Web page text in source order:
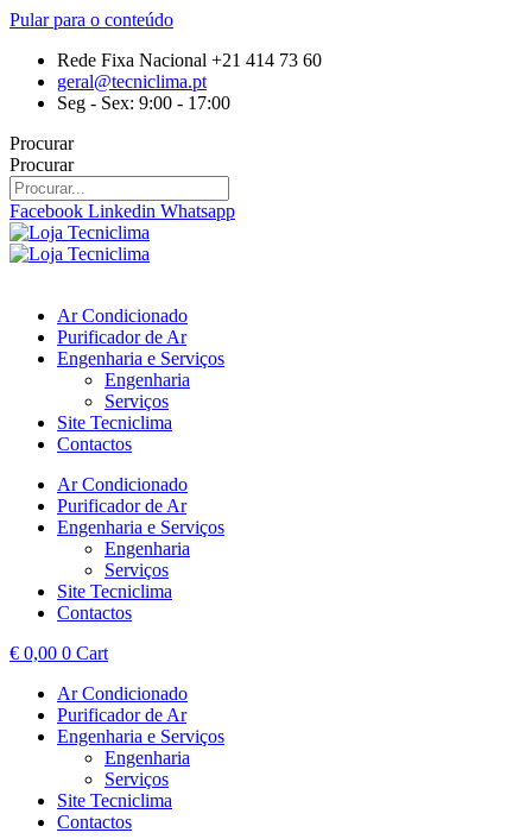
Pular para o conteúdo
Rede Fixa Nacional +21 414 73 60
geral@tecniclima.pt
Seg - Sex: 9:00 - 17:00
Procurar
Procurar
Facebook Linkedin Whatsapp
Ar Condicionado
Purificador de Ar
Engenharia e Serviços
Engenharia
Serviços
Site Tecniclima
Contactos
Ar Condicionado
Purificador de Ar
Engenharia e Serviços
Engenharia
Serviços
Site Tecniclima
Contactos
€ 0,00 0 Cart
Ar Condicionado
Purificador de Ar
Engenharia e Serviços
Engenharia
Serviços
Site Tecniclima
Contactos